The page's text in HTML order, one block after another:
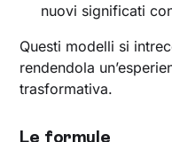
nuovi significati
Questi modelli si
rendendola
trasformativa.
Le formule